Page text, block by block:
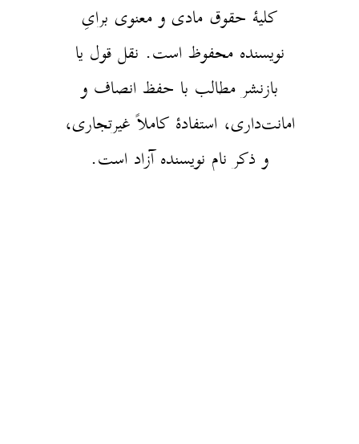
کلیهٔ حقوق مادی و معنوی برایِ
نویسنده محفوظ است. نقل قول یا
بازنشر مطالب با حفظ انصاف و
امانت‌داری، استفادهٔ کاملاً غیرتجاری،
و ذکر نام نویسنده آزاد است.